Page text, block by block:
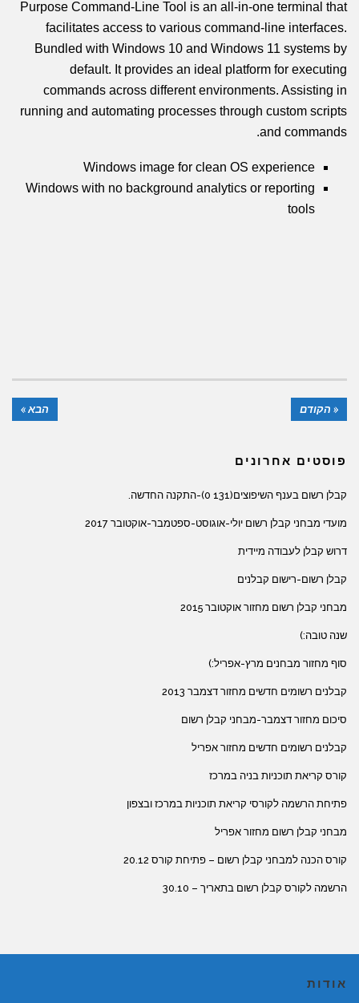
Purpose Command-Line Tool is an all-in-one terminal that
facilitates access to various command-line interfaces.
Bundled with Windows 10 and Windows 11 systems by
default. It provides an ideal platform for executing
commands across different environments. Assisting in
running and automating processes through custom scripts
and commands.
Windows image for clean OS experience
Windows with no background analytics or reporting
tools
« הקודם הבא »
פוסטים אחרונים
קבלן רשום בענף השיפוצים(131 0)-התקנה החדשה.
מועדי מבחני קבלן רשום יולי-אוגוסט-ספטמבר-אוקטובר 2017
דרוש קבלן לעבודה מיידית
קבלן רשום-רישום קבלנים
מבחני קבלן רשום מחזור אוקטובר 2015
שנה טובה:)
סוף מחזור מבחנים מרץ-אפריל:)
קבלנים רשומים חדשים מחזור דצמבר 2013
סיכום מחזור דצמבר-מבחני קבלן רשום
קבלנים רשומים חדשים מחזור אפריל
קורס קריאת תוכניות בניה במרכז
פתיחת הרשמה לקורסי קריאת תוכניות במרכז ובצפון
מבחני קבלן רשום מחזור אפריל
קורס הכנה למבחני קבלן רשום – פתיחת קורס 20.12
הרשמה לקורס קבלן רשום בתאריך – 30.10
אודות